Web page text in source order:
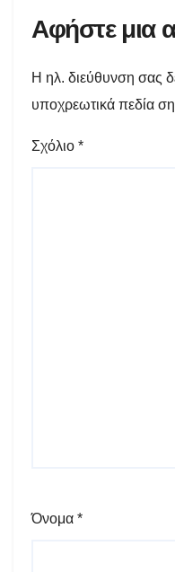
Αφήστε μια
Η ηλ. διεύθυνση σας
υποχρεωτικά πεδία
Σχόλιο *
Όνομα *